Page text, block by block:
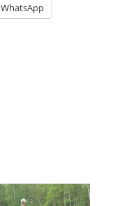
WhatsApp